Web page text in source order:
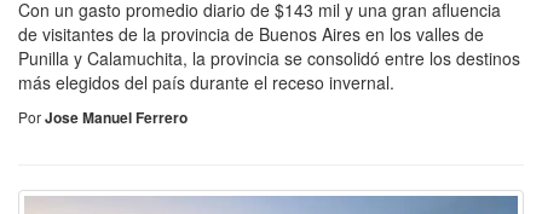
Con un gasto promedio diario de $143 mil y una gran afluencia
de visitantes de la provincia de Buenos Aires en los valles de
Punilla y Calamuchita, la provincia se consolidó entre los destinos
más elegidos del país durante el receso invernal.
PorJose Manuel Ferrero